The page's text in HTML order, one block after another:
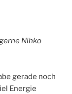
Nihko
gerade noch
Energie